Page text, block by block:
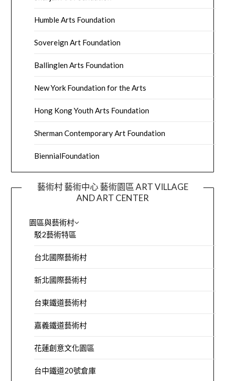
Humble Arts Foundation
Sovereign Art Foundation
Ballinglen Arts Foundation
New York Foundation for the Arts
Hong Kong Youth Arts Foundation
Sherman Contemporary Art Foundation
BiennialFoundation
藝術村 藝術中心 藝術園區 ART VILLAGE
AND ART CENTER
園區與藝術村
駁2藝術特區
台北國際藝術村
新北國際藝術村
台東鐵道藝術村
嘉義鐵道藝術村
花蓮創意文化園區
台中鐵道20號倉庫